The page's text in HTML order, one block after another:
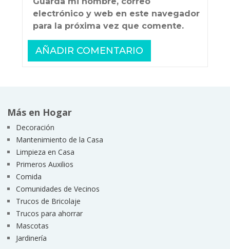
electrónico y web en este navegador
para la próxima vez que comente.
Más en Hogar
Decoración
Mantenimiento de la Casa
Limpieza en Casa
Primeros Auxilios
Comida
Comunidades de Vecinos
Trucos de Bricolaje
Trucos para ahorrar
Mascotas
Jardinería